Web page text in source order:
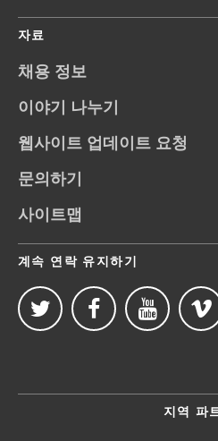
자료
채용 정보
이야기 나누기
웹사이트 업데이트 요청
문의하기
사이트맵
계속 연락 유지하기
지역 파